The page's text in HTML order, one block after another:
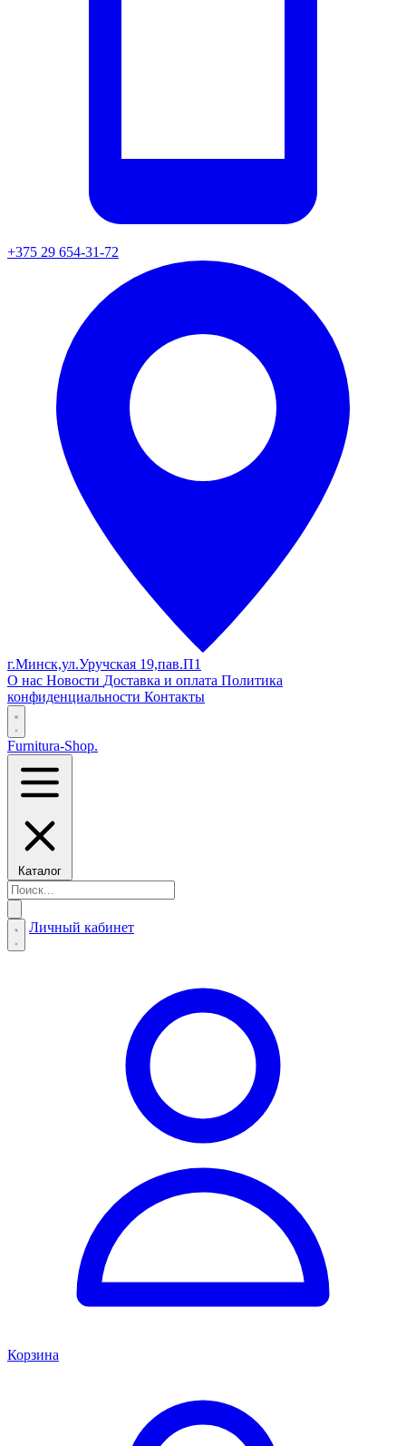
+375 29 654-31-72
г.Минск,ул.Уручская 19,пав.П1
О нас Новости Доставка и оплата Политика
конфиденциальности Контакты
Furnitura-Shop.
Каталог
Личный кабинет
Корзина